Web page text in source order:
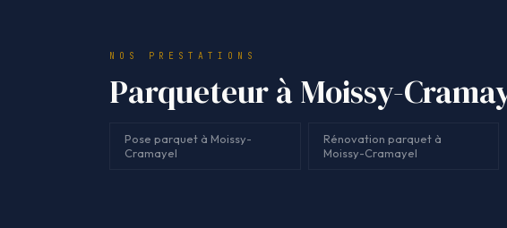
NOS PRESTATIONS
Parqueteur à Moissy-
Pose parquet à Moissy-
Cramayel
Rénovation parquet à
Moissy-Cramayel